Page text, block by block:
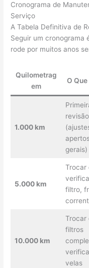
Cronograma de
Serviço
A Tabela Definitiva de
Seguir um cronograma
rode por muitos anos
Quilometrag
em
O
1.000 km
revisão
gerais)
5.000 km
Trocar
filtro,
10.000 km
Trocar
filtros
velas